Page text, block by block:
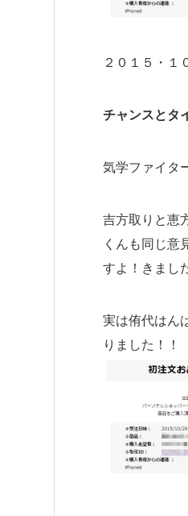
２０１５・１
チャンスとタ
気学ファイタ
吉方取りと恵
くんも同じ意
すよ！きまし
実は侑代はん
りました！！